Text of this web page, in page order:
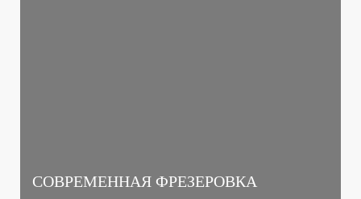
СОВРЕМЕННАЯ ФРЕЗЕРОВКА